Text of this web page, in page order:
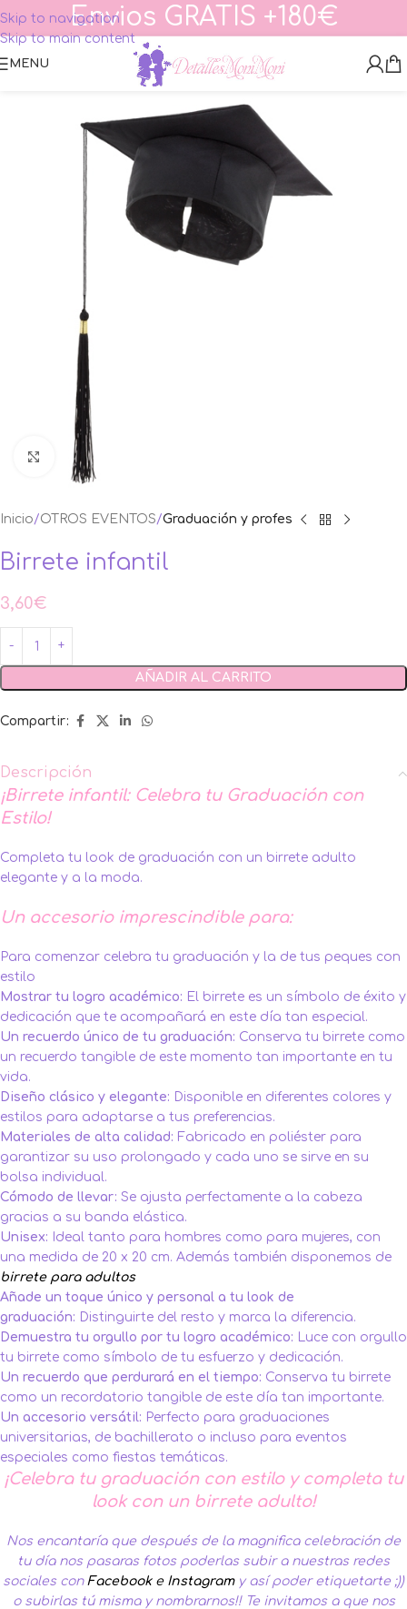
Skip to navigation
Skip to main content
Envios GRATIS +180€
MENU
Ampliar foto
Inicio OTROS EVENTOS Graduación y profes
Birrete infantil
3,60€
AÑADIR AL CARRITO
Compartir:
Descripción
¡Birrete infantil: Celebra tu Graduación con
Estilo!
Completa tu look de graduación con un birrete adulto
elegante y a la moda.
Un accesorio imprescindible para:
Para comenzar celebra tu graduación y la de tus peques con
estilo
Mostrar tu logro académico: El birrete es un símbolo de éxito y
dedicación que te acompañará en este día tan especial.
Un recuerdo único de tu graduación: Conserva tu birrete como
un recuerdo tangible de este momento tan importante en tu
vida.
Diseño clásico y elegante: Disponible en diferentes colores y
estilos para adaptarse a tus preferencias.
Materiales de alta calidad: Fabricado en poliéster para
garantizar su uso prolongado y cada uno se sirve en su
bolsa individual.
Cómodo de llevar: Se ajusta perfectamente a la cabeza
gracias a su banda elástica.
Unisex: Ideal tanto para hombres como para mujeres, con
una medida de 20 x 20 cm. Además también disponemos de
birrete para adultos
Añade un toque único y personal a tu look de
graduación: Distinguirte del resto y marca la diferencia.
Demuestra tu orgullo por tu logro académico: Luce con orgullo
tu birrete como símbolo de tu esfuerzo y dedicación.
Un recuerdo que perdurará en el tiempo: Conserva tu birrete
como un recordatorio tangible de este día tan importante.
Un accesorio versátil: Perfecto para graduaciones
universitarias, de bachillerato o incluso para eventos
especiales como fiestas temáticas.
¡Celebra tu graduación con estilo y completa tu
look con un birrete adulto!
Nos encantaría que después de la magnifica celebración de
tu día nos pasaras fotos poderlas subir a nuestras redes
sociales con Facebooke Instagram y así poder etiquetarte ;))
o subirlas tú misma y nombrarnos!! Te invitamos a que nos